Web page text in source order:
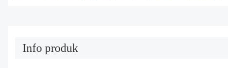
Info produk